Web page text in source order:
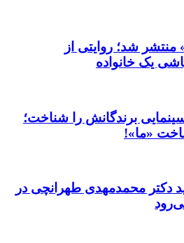
منتشر شد؛ روایتی از
یک خانواده
برندگانش را شناخت؛
«ما»!
دکتر محمدمهدی طهرانچی در